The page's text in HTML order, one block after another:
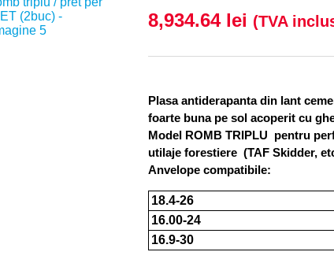
8,934.64 lei (TVA
Plasa antiderapanta din lant
foarte buna pe sol acoperit cu
Model ROMB TRIPLU pentru
utilaje forestiere (TAF Skidder,
Anvelope compatibile:
18.4-26
16.00-24
16.9-30